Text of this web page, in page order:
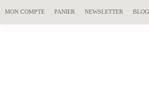
MON COMPTE PANIER NEWSLETTER BLOG